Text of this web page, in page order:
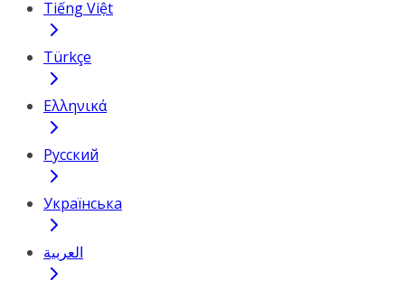
Tiếng Việt
Türkçe
Ελληνικά
Русский
Українська
العربية